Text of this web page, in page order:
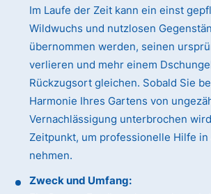
Im Laufe der Zeit kann ein einst
Wildwuchs und nutzlosen
übernommen werden, seinen
verlieren und mehr einem
Rückzugsort gleichen. Sobald Sie
Harmonie Ihres Gartens von
Vernachlässigung unterbrochen
Zeitpunkt, um professionelle Hilfe in
nehmen.
Zweck und Umfang: